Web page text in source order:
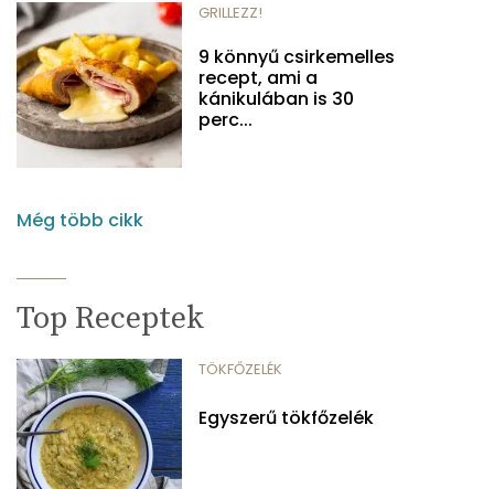
GRILLEZZ!
9 könnyű csirkemelles
recept, ami a
kánikulában is 30
perc...
Még több cikk
Top Receptek
TÖKFŐZELÉK
Egyszerű tökfőzelék